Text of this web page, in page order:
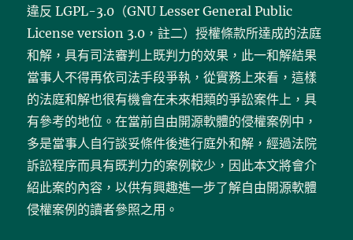
違反 LGPL-3.0（GNU Lesser General Public
License version 3.0，註二）授權條款所達成的法庭
和解，具有司法審判上既判力的效果，此一和解結果
當事人不得再依司法手段爭執，從實務上來看，這樣
的法庭和解也很有機會在未來相類的爭訟案件上，具
有參考的地位。在當前自由開源軟體的侵權案例中，
多是當事人自行談妥條件後進行庭外和解，經過法院
訴訟程序而具有既判力的案例較少，因此本文將會介
紹此案的內容，以供有興趣進一步了解自由開源軟體
侵權案例的讀者參照之用。